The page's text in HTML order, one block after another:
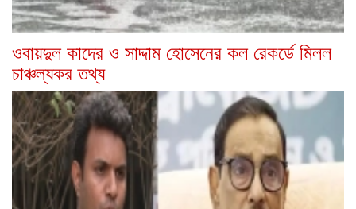
ওবায়দুল কাদের ও সাদ্দাম হোসেনের কল রেকর্ডে মিলল
চাঞ্চল্যকর তথ্য